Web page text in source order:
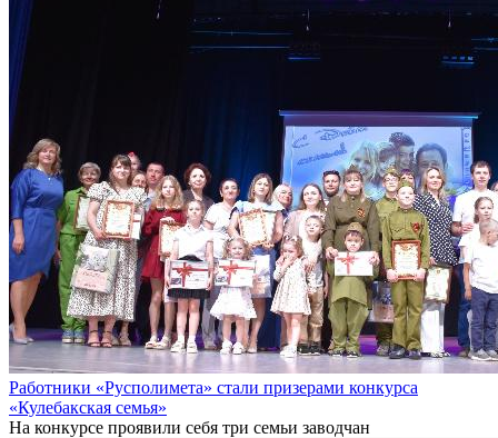
Работники «Русполимета» стали призерами конкурса
«Кулебакская семья»
На конкурсе проявили себя три семьи заводчан